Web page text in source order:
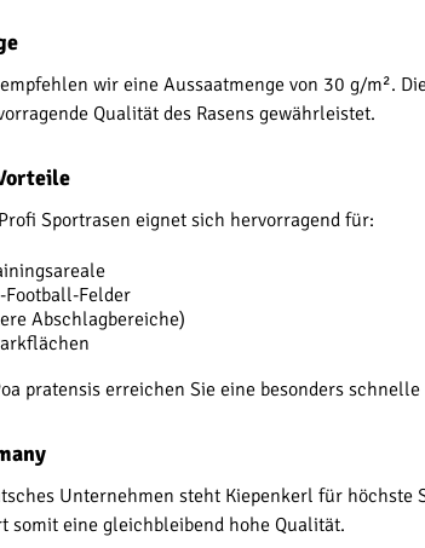
wir eine Aussaatmenge von 30 g/m².
Qualität des Rasens gewährleistet.
Sportrasen eignet sich hervorragend für:
Football-Felder
Abschlagbereiche)
pratensis erreichen Sie eine besonders
Unternehmen steht Kiepenkerl für
somit eine gleichbleibend hohe Qualität.